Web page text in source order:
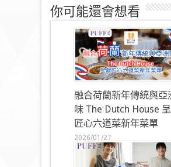
你可能還會想看
融合荷蘭新年傳統與亞
味 The Dutch House
匠心六道菜新年菜單
2026/01/27